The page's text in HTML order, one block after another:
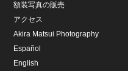
額装写真の販売
アクセス
Akira Matsui Photography
Español
English